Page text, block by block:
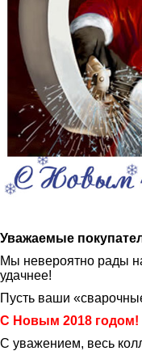
Уважаемые
Мы невероятно рады
удачнее!
Пусть ваши
С Новым 2018 годом!
С уважением, весь